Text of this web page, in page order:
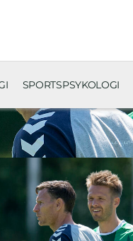
SPORTSPSYKOLOGI